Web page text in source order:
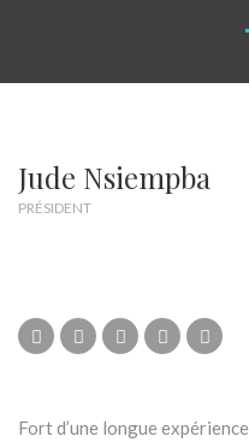
Jude Nsiempba
PRÉSIDENT
Fort d’une longue